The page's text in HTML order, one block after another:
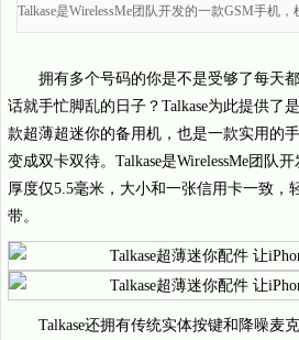
Talkase是WirelessMe团队开发的一款GSM手机，
拥有多个号码的你是不是受够了每天
话就手忙脚乱的日子？Talkase为此提供了
款超薄超迷你的备用机，也是一款实用的
变成双卡双待。Talkase是WirelessMe团队
厚度仅5.5毫米，大小和一张信用卡一致，
带。
Talkase还拥有传统实体按键和降噪麦